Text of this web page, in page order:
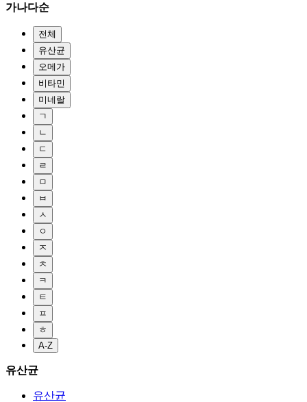
가나다순
전체
유산균
오메가
비타민
미네랄
ㄱ
ㄴ
ㄷ
ㄹ
ㅁ
ㅂ
ㅅ
ㅇ
ㅈ
ㅊ
ㅋ
ㅌ
ㅍ
ㅎ
A-Z
유산균
유산균